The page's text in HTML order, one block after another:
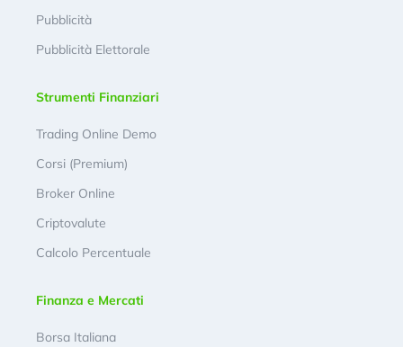
Pubblicità
Pubblicità Elettorale
Strumenti Finanziari
Trading Online Demo
Corsi (Premium)
Broker Online
Criptovalute
Calcolo Percentuale
Finanza e Mercati
Borsa Italiana